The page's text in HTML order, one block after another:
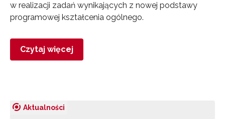
w realizacji zadań wynikających z nowej podstawy
programowej kształcenia ogólnego.
Czytaj więcej
Aktualności